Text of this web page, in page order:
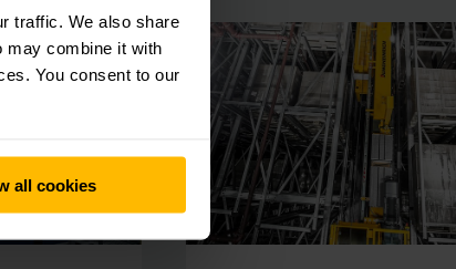
traffic. We also share
may combine it with
You consent to our
all cookies